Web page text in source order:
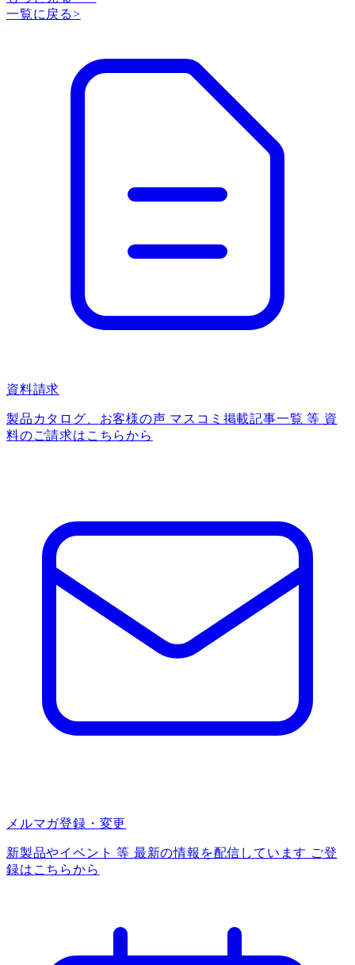
一覧に戻る>
資料請求
製品カタログ、お客様の声 マスコミ掲載記事一覧 等 資
料のご請求はこちらから
メルマガ登録・変更
新製品やイベント 等 最新の情報を配信しています ご登
録はこちらから